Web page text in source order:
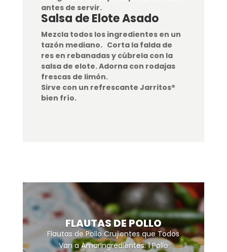
antes de servir.
Salsa de Elote Asado
Mezcla todos los ingredientes en un
tazón mediano. Corta la falda de
res en rebanadas y cúbrela con la
salsa de elote. Adorna con rodajas
frescas de limón.
Sirve con un refrescante Jarritos®
bien frío.
FLAUTAS DE POLLO
Flautas de Pollo Crujientes que Todos
Van a AmarIngredientes: 1 Pollo